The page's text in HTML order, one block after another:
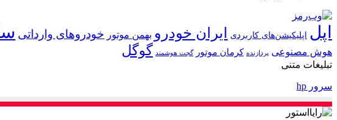
اپل اپلیکیشن‌های کاربردی ایران خودرو بهمن موتور خودروهای وارداتی
هوش مصنوعی پردازنده کرمان موتور گجت هوشمند گوگل
تبلیغات متنی
سرور hp